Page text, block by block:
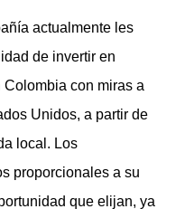
actualmente les
de invertir en
con miras a
Unidos, a partir de
local. Los
proporcionales a su
que elijan, ya